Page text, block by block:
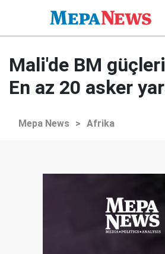
Mali'de BM
En az 20 asker
Mepa News > Afrika